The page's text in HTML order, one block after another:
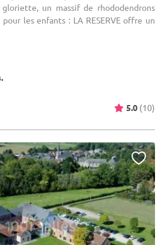
un massif de rhododendrons
les enfants : LA RESERVE offre un
5.0 (10)